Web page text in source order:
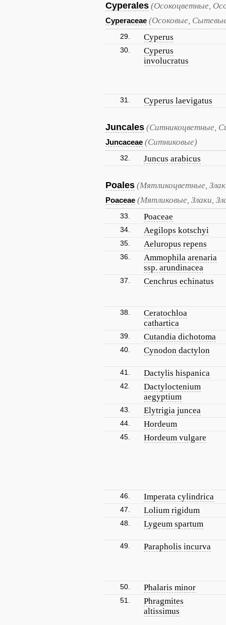
Cyperales (Осокоцветные,
Cyperaceae (Осоковые,
29. Cyperus
30.
Cyperus
involucratus
31. Cyperus laevigatus
Juncales (Ситникоцветные,
Juncaceae (Ситниковые)
32. Juncus arabicus
Poales (Мятликоцветные,
Poaceae (Мятликовые, Злаки,
33. Poaceae
34. Aegilops kotschyi
35. Aeluropus repens
36.
Ammophila arenaria
ssp. arundinacea
37. Cenchrus echinatus
38.
Ceratochloa
cathartica
39. Cutandia dichotoma
40. Cynodon dactylon
41. Dactylis hispanica
42.
Dactyloctenium
aegyptium
43. Elytrigia juncea
44. Hordeum
45. Hordeum vulgare
46. Imperata cylindrica
47. Lolium rigidum
48. Lygeum spartum
49. Parapholis incurva
50. Phalaris minor
51.
Phragmites
altissimus